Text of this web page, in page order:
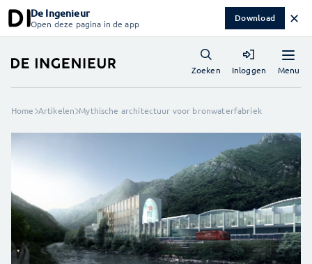
De Ingenieur
Open deze pagina in de app Download ✕
Menu
Zoeken Inloggen
Home Artikelen Mythische architectuur voor bronwaterfabriek